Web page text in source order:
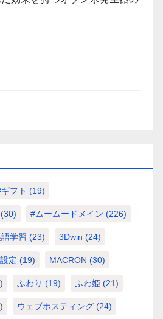
フト (19)
(30) #ムームードメイン (226)
学習 (23) 3Dwin (24)
定 (19) MACRON (30)
ふわり (19) ふわ姫 (21)
ウェブホスティング (24)